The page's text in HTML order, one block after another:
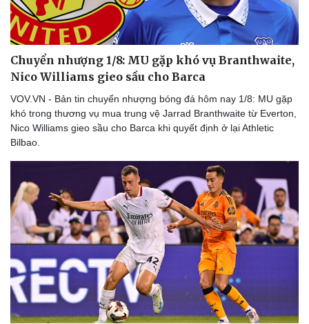
Thể thao
Bóng đá
Lịch thi đấu bóng đá
Thế giới thể thao
eSports
Hậu trường
Ô tô
Xe máy
Tư vấn
Chuyển nhượng 1/8: MU gặp khó vụ Branthwaite,
Nico Williams gieo sầu cho Barca
VOV.VN - Bản tin chuyển nhượng bóng đá hôm nay 1/8: MU gặp
khó trong thương vụ mua trung vệ Jarrad Branthwaite từ Everton,
Nico Williams gieo sầu cho Barca khi quyết định ở lại Athletic
Bilbao.